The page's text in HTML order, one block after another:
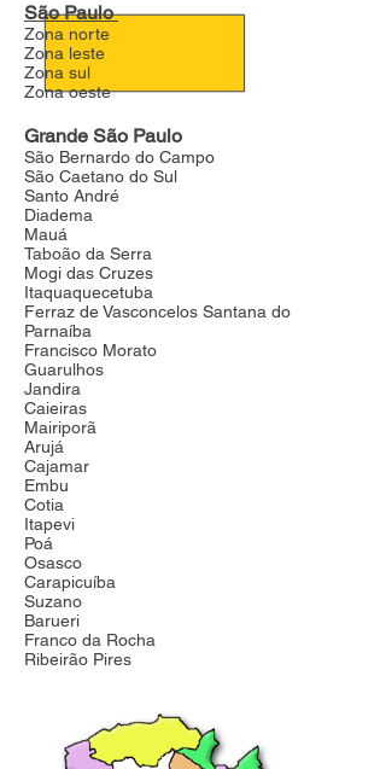
São Paulo
Zona norte
Zona leste
Zona sul
Zona oeste
Grande São Paulo
São Bernardo do Campo
São Caetano do Sul
Santo André
Diadema
Mauá
Taboão da Serra
Mogi das Cruzes
Itaquaquecetuba
Ferraz de Vasconcelos Santana do
Parnaíba
Francisco Morato
Guarulhos
Jandira
Caieiras
Mairiporã
Arujá
Cajamar
Embu
Cotia
Itapevi
Poá
Osasco
Carapicuíba
Suzano
Barueri
Franco da Rocha
Ribeirão Pires